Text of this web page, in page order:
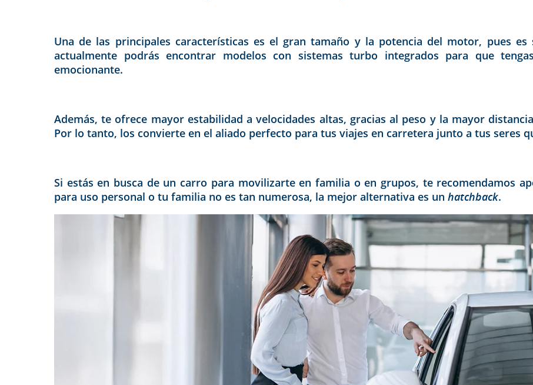
Una de las principales características es el gran tamaño y la potencia del motor, pues
actualmente podrás encontrar modelos con sistemas turbo integrados para que
emocionante.
Además, te ofrece mayor estabilidad a velocidades altas, gracias al peso y la mayor
Por lo tanto, los convierte en el aliado perfecto para tus viajes en carretera junto a tus seres
Si estás en busca de un carro para movilizarte en familia o en grupos, te recomendamos
para uso personal o tu familia no es tan numerosa, la mejor alternativa es un hatchback.